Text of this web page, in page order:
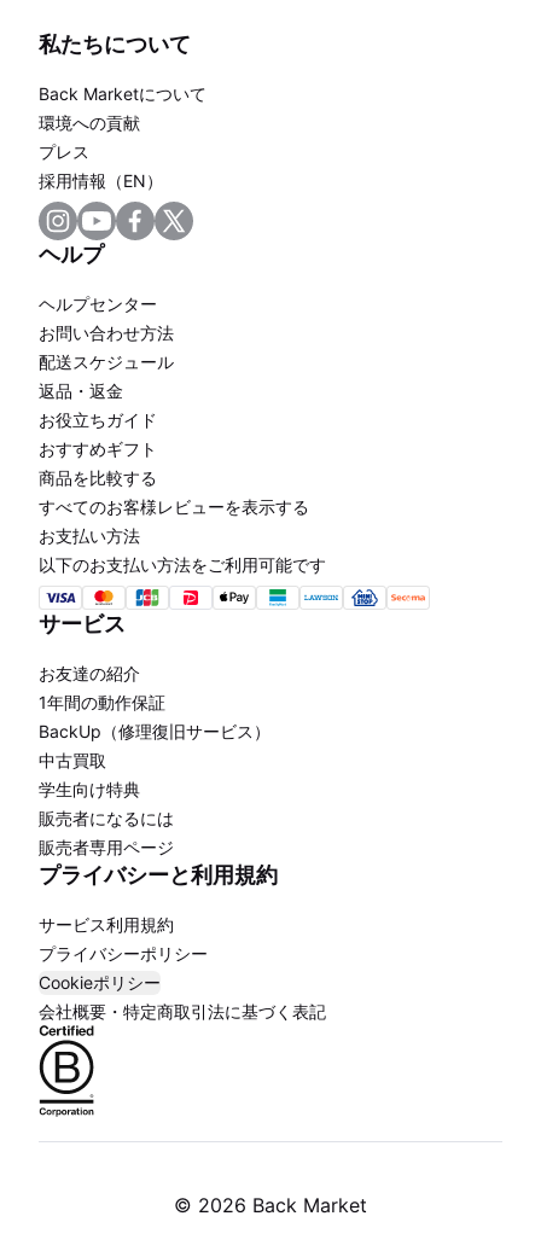
私たちについて
Back Marketについて
環境への貢献
プレス
採用情報（EN）
ヘルプ
ヘルプセンター
お問い合わせ方法
配送スケジュール
返品・返金
お役立ちガイド
おすすめギフト
商品を比較する
すべてのお客様レビューを表示する
お支払い方法
以下のお支払い方法をご利用可能です
サービス
お友達の紹介
1年間の動作保証
BackUp（修理復旧サービス）
中古買取
学生向け特典
販売者になるには
販売者専用ページ
プライバシーと利用規約
サービス利用規約
プライバシーポリシー
Cookieポリシー
会社概要・特定商取引法に基づく表記
© 2026 Back Market